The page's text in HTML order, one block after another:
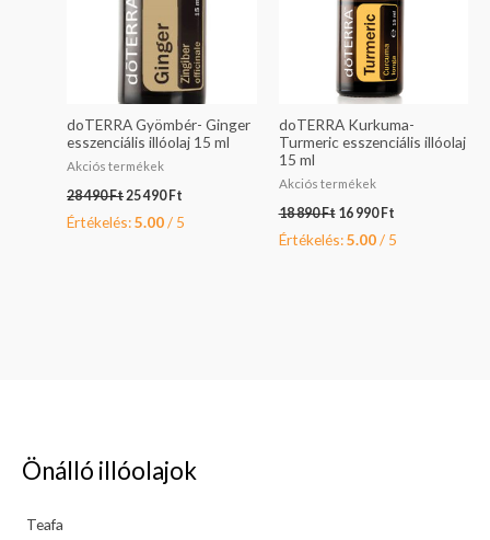
doTERRA Gyömbér- Ginger
esszenciális illóolaj 15 ml
Akciós termékek
28 490Ft25 490 Ft
Értékelés:5.00/ 5
doTERRA Kurkuma-
Turmeric esszenciális illóolaj
15 ml
Akciós termékek
18 890Ft 16 990 Ft
Értékelés:5.00/ 5
Önálló illóolajok
Teafa